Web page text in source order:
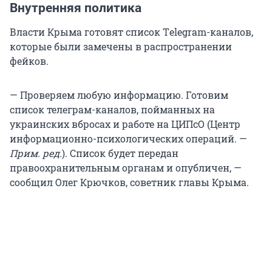
Внутренняя политика
Власти Крыма готовят список Тelegram-каналов,
которые были замечены в распространении
фейков.
— Проверяем любую информацию. Готовим
список телеграм-каналов, пойманных на
украинских вбросах и работе на ЦИПсО (Центр
информационно-психологических операций. —
Прим. ред.). Список будет передан
правоохранительным органам и опубличен, —
сообщил Олег Крючков, советник главы Крыма.